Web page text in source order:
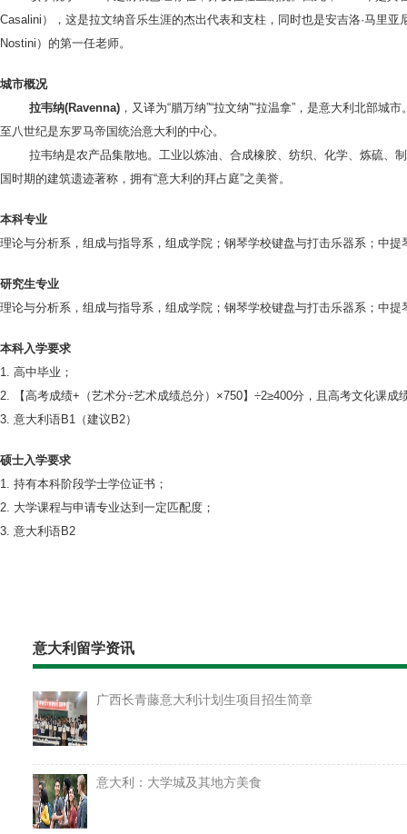
Casalini），这是拉文纳音乐生涯的杰出代表和支柱，同时也是安吉洛·马里
Nostini）的第一任老师。
城市概况
拉韦纳(Ravenna) ，又译为“腊万纳”“拉文纳”“拉温拿”，是意大利北部
至八世纪是东罗马帝国统治意大利的中心。
拉韦纳是农产品集散地。工业以炼油、合成橡胶、纺织、化学、炼硫、制
国时期的建筑遗迹著称，拥有“意大利的拜占庭”之美誉。
本科专业
理论与分析系，组成与指导系，组成学院；钢琴学校键盘与打击乐器系；中
研究生专业
理论与分析系，组成与指导系，组成学院；钢琴学校键盘与打击乐器系；中
本科入学要求
1. 高中毕业；
2. 【高考成绩+（艺术分÷艺术成绩总分）×750】÷2≥400分，且高考文化课成
3. 意大利语B1（建议B2）
硕士入学要求
1. 持有本科阶段学士学位证书；
2. 大学课程与申请专业达到一定匹配度；
3. 意大利语B2
意大利留学资讯
广西长青藤意大利计划生项目招生简章
意大利：大学城及其地方美食